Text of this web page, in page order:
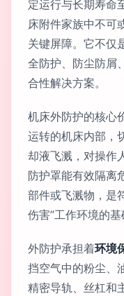
定运行与长期寿命
床附件家族中不可
关键屏障。它不仅
全防护、防尘防屑
合性解决方案。
机床外防护的核心
运转的机床内部，
却液飞溅，对操作
防护罩能有效隔离
部件或飞溅物，是
伤害”工作环境的基
外防护承担着环境
挡空气中的粉尘、
精密导轨、丝杠和